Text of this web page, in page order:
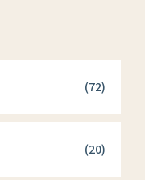
(72)
(20)